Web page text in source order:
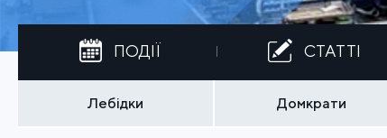
ПОДІЇ СТАТТІ
Лебідки Домкрати